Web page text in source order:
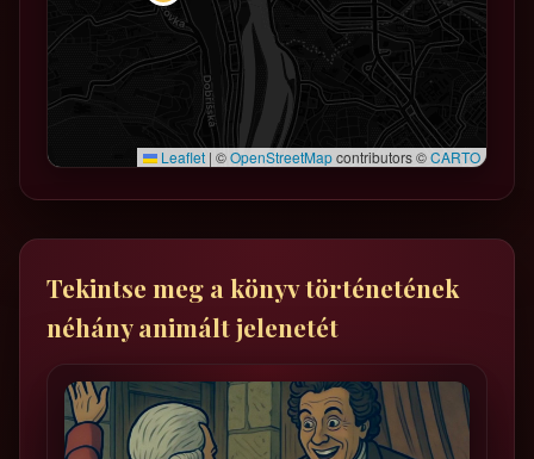
Leaflet | ©OpenStreetMapcontributors ©CARTO
Tekintse meg a könyv történetének
néhány animált jelenetét